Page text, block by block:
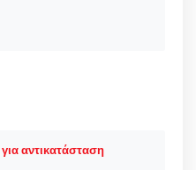
αντικατάσταση